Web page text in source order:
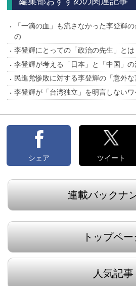
「一滴の血」も流さなかった李登輝
の
李登輝にとっての「政治の先生」とは
李登輝が考える「日本」と「中国」
民進党惨敗に対する李登輝の「意外な
李登輝が「台湾独立」を明言しないワ
シェア ツイート
連載バックナ
トップペー
人気記事